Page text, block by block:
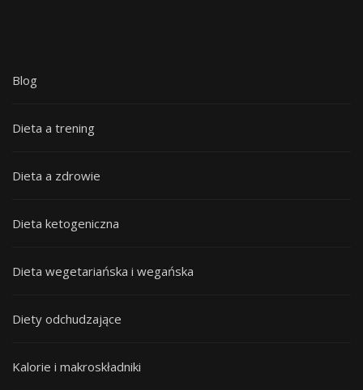
Blog
Dieta a trening
Dieta a zdrowie
Dieta ketogeniczna
Dieta wegetariańska i wegańska
Diety odchudzające
Kalorie i makroskładniki